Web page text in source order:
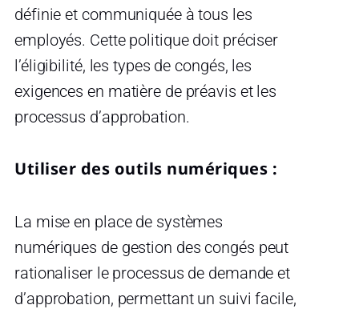
définie et communiquée à tous les
employés. Cette politique doit préciser
l’éligibilité, les types de congés, les
exigences en matière de préavis et les
processus d’approbation.
Utiliser des outils numériques :
La mise en place de systèmes
numériques de gestion des congés peut
rationaliser le processus de demande et
d’approbation, permettant un suivi facile,